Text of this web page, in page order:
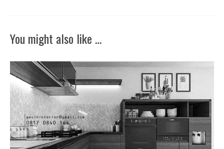
You might also like …